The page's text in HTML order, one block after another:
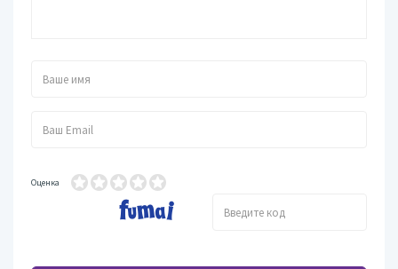
Оценка